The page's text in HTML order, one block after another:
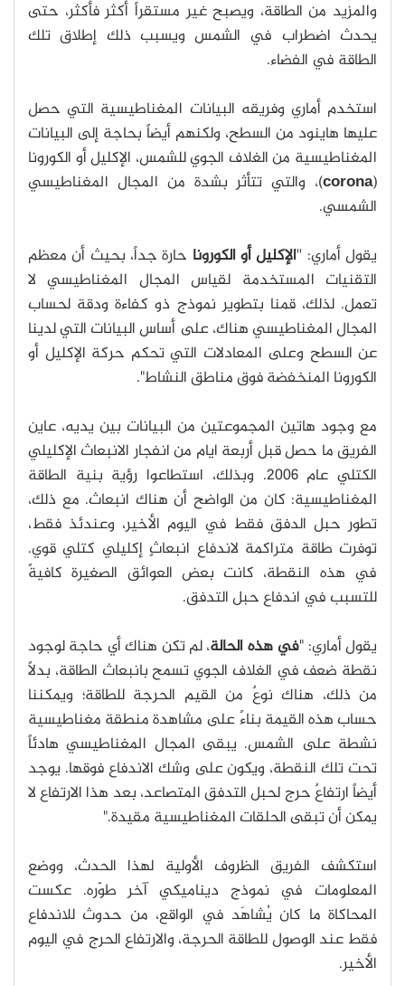
والمزيد من الطاقة، ويصبح غير مستقراً أكثر فأكثر، حتى
يحدث اضطراب في الشمس ويسبب ذلك إطلاق تلك
الطاقة في الفضاء.
استخدم أماري وفريقه البيانات المغناطيسية التي حصل
عليها هاينود من السطح، ولكنهم أيضاً بحاجة إلى البيانات
المغناطيسية من الغلاف الجوي للشمس، الإكليل أو الكورونا
(
corona)، والتي تتأثر بشدة من المجال المغناطيسي
الشمسي.
يقول أماري: ''الإكليل أو الكورونا حارة جداً، بحيث أن معظم
التقنيات المستخدمة لقياس المجال المغناطيسي لا
تعمل. لذلك، قمنا بتطوير نموذج ذو كفاءة ودقة لحساب
المجال المغناطيسي هناك، على أساس البيانات التي لدينا
عن السطح وعلى المعادلات التي تحكم حركة الإكليل أو
الكورونا المنخفضة فوق مناطق النشاط".
مع وجود هاتين المجموعتين من البيانات بين يديه، عاين
الفريق ما حصل قبل أربعة ايام من انفجار الانبعاث الإكليلي
الكتلي عام 2006. وبذلك، استطاعوا رؤية بنية الطاقة
المغناطيسية: كان من الواضح أن هناك انبعاث. مع ذلك،
تطور حبل الدفق فقط في اليوم الأخير، وعندئذ فقط،
توفرت طاقة متراكمة لاندفاع انبعاثٍ إكليلي كتلي قوي.
في هذه النقطة، كانت بعض العوائق الصغيرة كافيةً
للتسبب في اندفاع حبل التدفق.
يقول أماري: "في هذه الحالة، لم تكن هناك أي حاجة لوجود
نقطة ضعف في الغلاف الجوي تسمح بانبعاث الطاقة، بدلاً
من ذلك، هناك نوعٌ من القيم الحرجة للطاقة؛ ويمكننا
حساب هذه القيمة بناءً على مشاهدة منطقة مغناطيسية
نشطة على الشمس. يبقى المجال المغناطيسي هادئاً
تحت تلك النقطة، ويكون على وشك الاندفاع فوقها. يوجد
أيضاً ارتفاعٌ حرج لحبل التدفق المتصاعد، بعد هذا الارتفاع لا
يمكن أن تبقى الحلقات المغناطيسية مقيدة."
استكشف الفريق الظروف الأولية لهذا الحدث، ووضع
المعلومات في نموذج ديناميكي آخر طوّره. عكست
المحاكاة ما كان يُشاهَد في الواقع، من حدوث للاندفاع
فقط عند الوصول للطاقة الحرجة، والارتفاع الحرج في اليوم
الأخير.